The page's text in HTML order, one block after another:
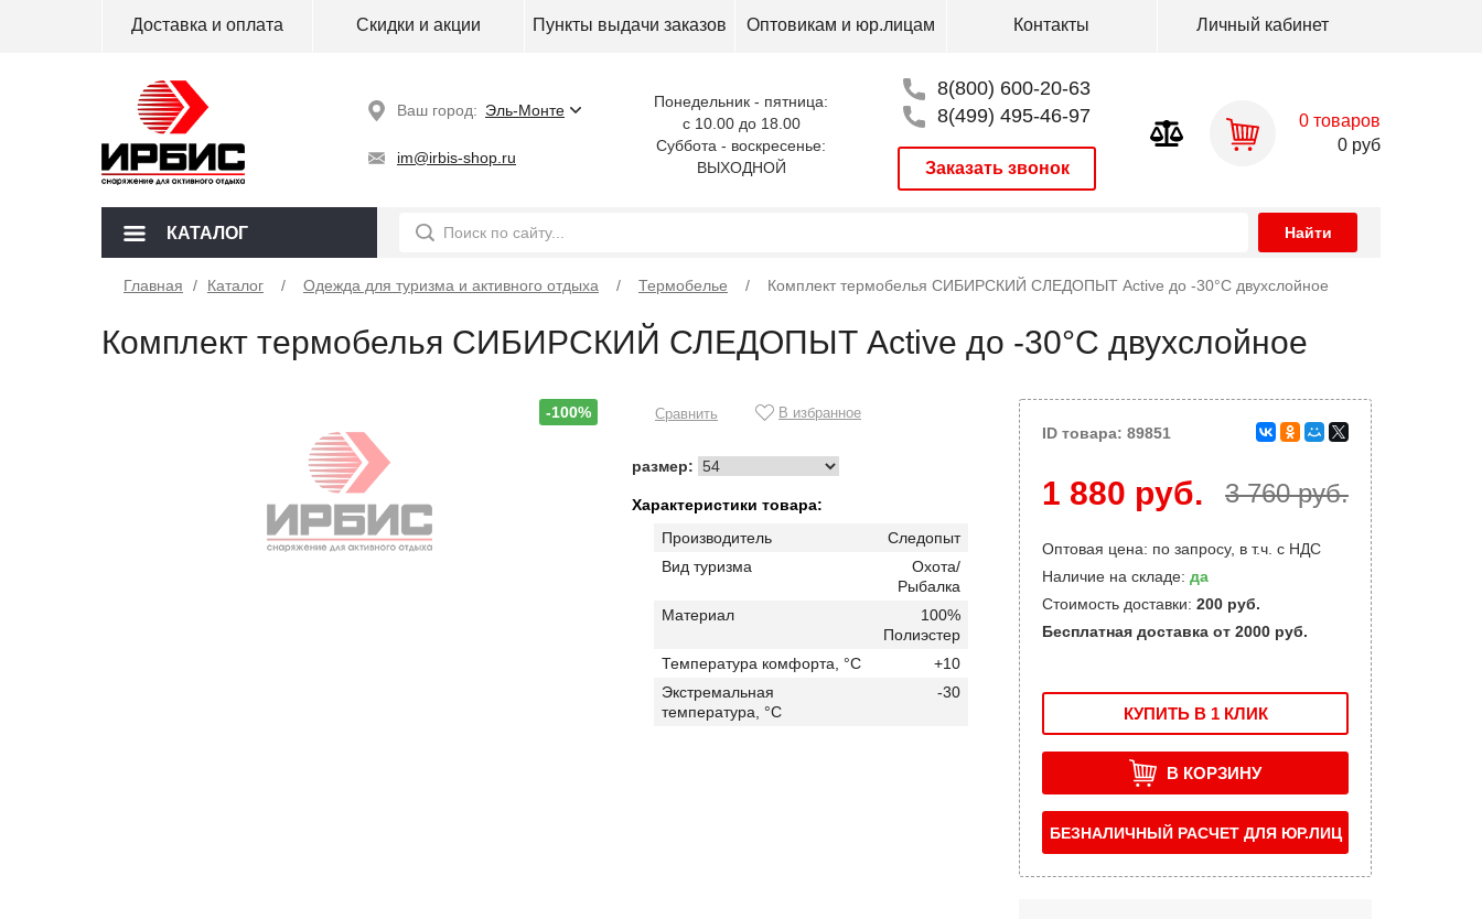
Доставка и оплата Скидки и акции Пункты выдачи заказов Оптовикам и юр.лицам Контакты Личный кабинет
Ваш город: Эль-Монте
im@irbis-shop.ru
Понедельник - пятница:
с 10.00 до 18.00
Суббота - воскресенье:
ВЫХОДНОЙ
8(800) 600-20-63
8(499) 495-46-97
Заказать звонок
0 товаров
0 руб
КАТАЛОГ
Главная / Каталог Одежда для туризма и активного отдыха Термобелье Комплект термобелья CИБИРСКИЙ СЛЕДОПЫТ Active до -30°С двухслойное
Комплект термобелья CИБИРСКИЙ СЛЕДОПЫТ Active до -30°С двухслойное
-100% Сравнить В избранное
размер:
Характеристики товара:
Производитель
Следопыт
Вид туризма
Охота/
Рыбалка
Материал
100%
Полиэстер
Температура комфорта, °C
+10
Экстремальная
температура, °C
-30
ID товара: 89851
1 880 руб. 3 760 руб.
Оптовая цена: по запросу, в т.ч. с НДС
Наличие на складе: да
Стоимость доставки: 200 руб.
Бесплатная доставка от 2000 руб.
КУПИТЬ В 1 КЛИК
В КОРЗИНУ
БЕЗНАЛИЧНЫЙ РАСЧЕТ ДЛЯ ЮР.ЛИЦ